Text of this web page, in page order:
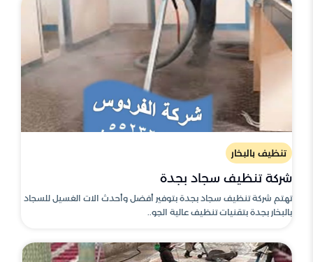
تنظيف بالبخار
شركة تنظيف سجاد بجدة
تهتم شركة تنظيف سجاد بجدة بتوفير أفضل وأحدث الات الغسيل للسجاد
بالبخار بجدة بتقنيات تنظيف عالية الجو..